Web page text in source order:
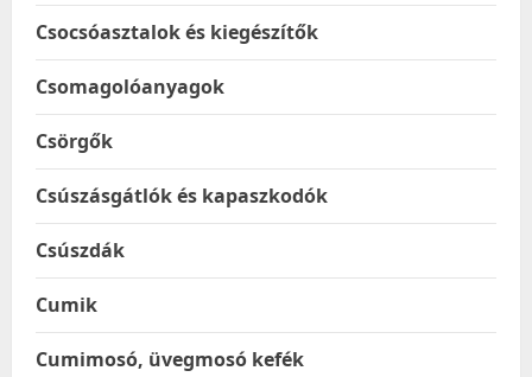
Csocsóasztalok és kiegészítők
Csomagolóanyagok
Csörgők
Csúszásgátlók és kapaszkodók
Csúszdák
Cumik
Cumimosó, üvegmosó kefék